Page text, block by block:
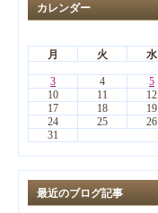
カレンダー
月
火 水
3
4 5
10
11 12
17
18 19
24
25 26
31
最近のブログ記事